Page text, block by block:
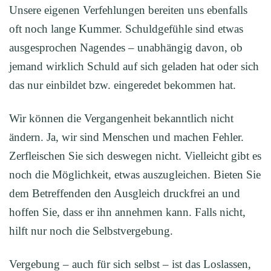
Unsere eigenen Verfehlungen bereiten uns ebenfalls
oft noch lange Kummer. Schuldgefühle sind etwas
ausgesprochen Nagendes – unabhängig davon, ob
jemand wirklich Schuld auf sich geladen hat oder sich
das nur einbildet bzw. eingeredet bekommen hat.
Wir können die Vergangenheit bekanntlich nicht
ändern. Ja, wir sind Menschen und machen Fehler.
Zerfleischen Sie sich deswegen nicht. Vielleicht gibt es
noch die Möglichkeit, etwas auszugleichen. Bieten Sie
dem Betreffenden den Ausgleich druckfrei an und
hoffen Sie, dass er ihn annehmen kann. Falls nicht,
hilft nur noch die Selbstvergebung.
Vergebung – auch für sich selbst – ist das Loslassen,